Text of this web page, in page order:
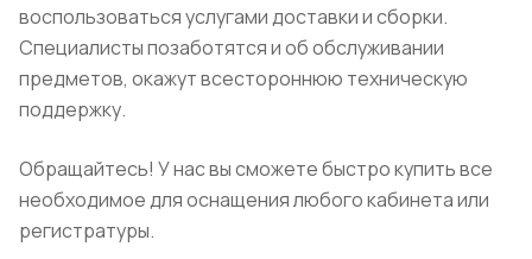
воспользоваться услугами доставки и сборки.
Специалисты позаботятся и об обслуживании
предметов, окажут всестороннюю техническую
поддержку.
Обращайтесь! У нас вы сможете быстро купить все
необходимое для оснащения любого кабинета или
регистратуры.